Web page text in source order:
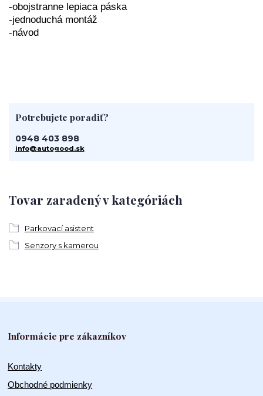
-obojstranne lepiaca páska
-jednoduchá montáž
-návod
Tovar zaradený v kategóriách
Parkovací asistent
Senzory s kamerou
Potrebujete poradiť?
0948 403 898
info@autogood.sk
Informácie pre zákazníkov
Kontakty
Obchodné podmienky